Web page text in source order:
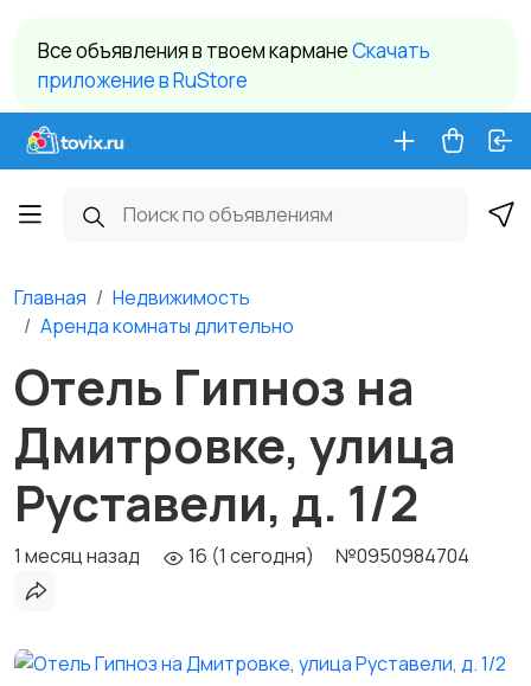
Все объявления в твоем карманеCкачать
приложение в RuStore
Главная
Недвижимость
Аренда комнаты длительно
Отель Гипноз на
Дмитровке, улица
Руставели, д. 1/2
1 месяц назад 16 (1 сегодня) №0950984704